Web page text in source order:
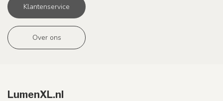
Klantenservice
Over ons
LumenXL.nl